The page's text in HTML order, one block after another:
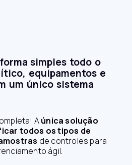
simples todo o
equipamentos e
um único sistema
Aúnica solução
todos os tipos de
de controles para
ágil.